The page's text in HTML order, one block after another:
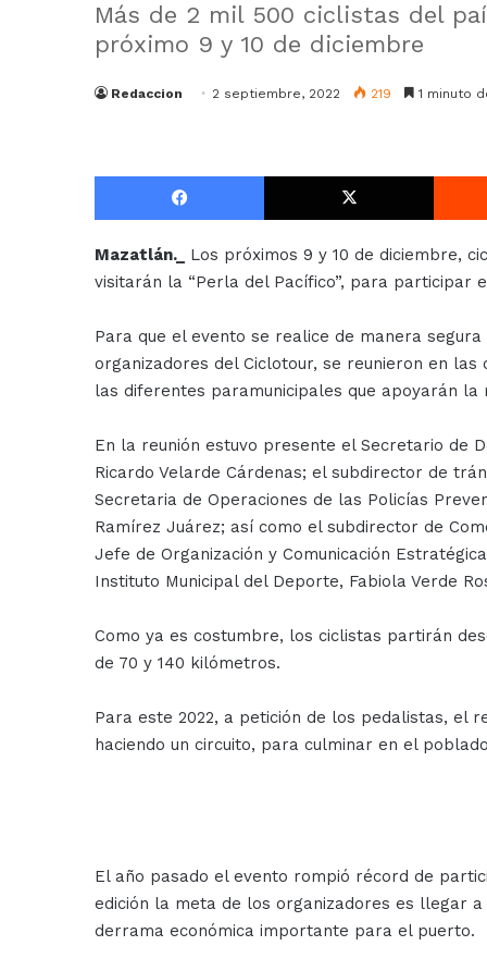
Más de 2 mil 500 ciclistas del
próximo 9 y 10 de diciembre
Redaccion 2 septiembre, 2022 219 1 minuto
Facebook X
Mazatlán._
Los próximos 9 y 10 de diciembre,
visitarán la “Perla del Pacífico”, para participar
Para que el evento se realice de manera
organizadores del Ciclotour, se reunieron en
las diferentes paramunicipales que apoyarán la
En la reunión estuvo presente el Secretario de
Ricardo Velarde Cárdenas; el subdirector de
Secretaria de Operaciones de las Policías
Ramírez Juárez; así como el subdirector de
Jefe de Organización y Comunicación
Instituto Municipal del Deporte, Fabiola Verde
Como ya es costumbre, los ciclistas partirán
de 70 y 140 kilómetros.
Para este 2022, a petición de los pedalistas, el
haciendo un circuito, para culminar en el
El año pasado el evento rompió récord de
edición la meta de los organizadores es llegar
derrama económica importante para el puerto.